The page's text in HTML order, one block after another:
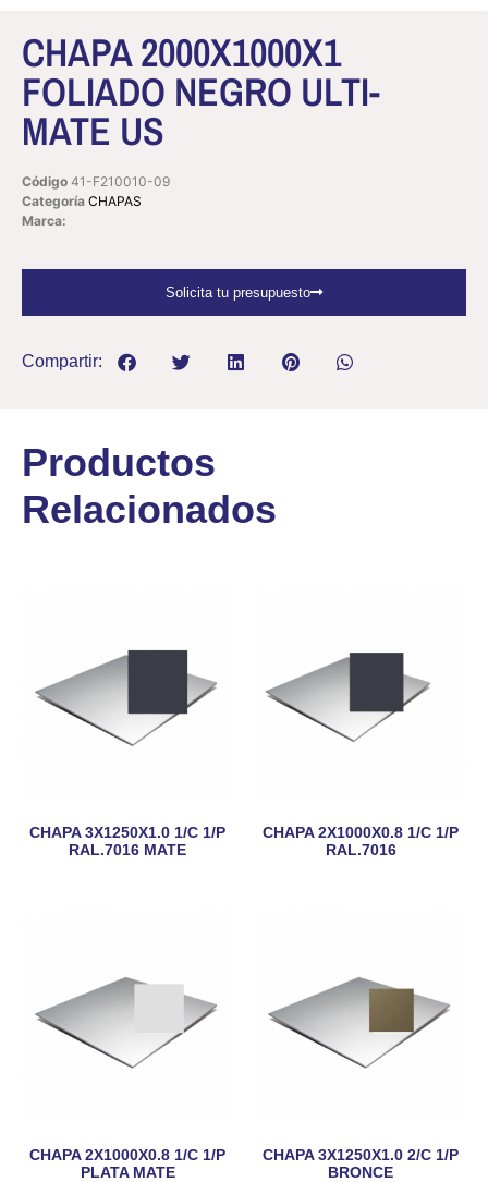
CHAPA 2000X1000X1
FOLIADO NEGRO ULTI-
MATE US
Código 41-F210010-09
Categoría CHAPAS
Marca:
Solicita tu presupuesto
Compartir:
Productos
Relacionados
CHAPA 3X1250X1.0 1/C 1/P
RAL.7016 MATE
CHAPA 2X1000X0.8 1/C 1/P
RAL.7016
CHAPA 2X1000X0.8 1/C 1/P
PLATA MATE
CHAPA 3X1250X1.0 2/C 1/P
BRONCE